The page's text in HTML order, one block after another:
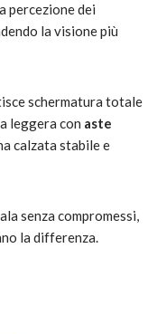
percezione dei
la visione più
schermatura totale
leggera con aste
calzata stabile e
senza compromessi,
la differenza.